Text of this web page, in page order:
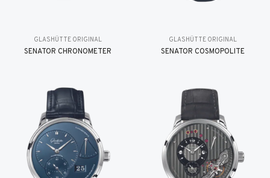
GLASHÜTTE ORIGINAL
SENATOR CHRONOMETER
GLASHÜTTE ORIGINAL
SENATOR COSMOPOLITE